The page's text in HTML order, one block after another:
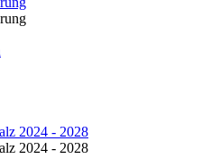
2024 - 2028
2024 - 2028